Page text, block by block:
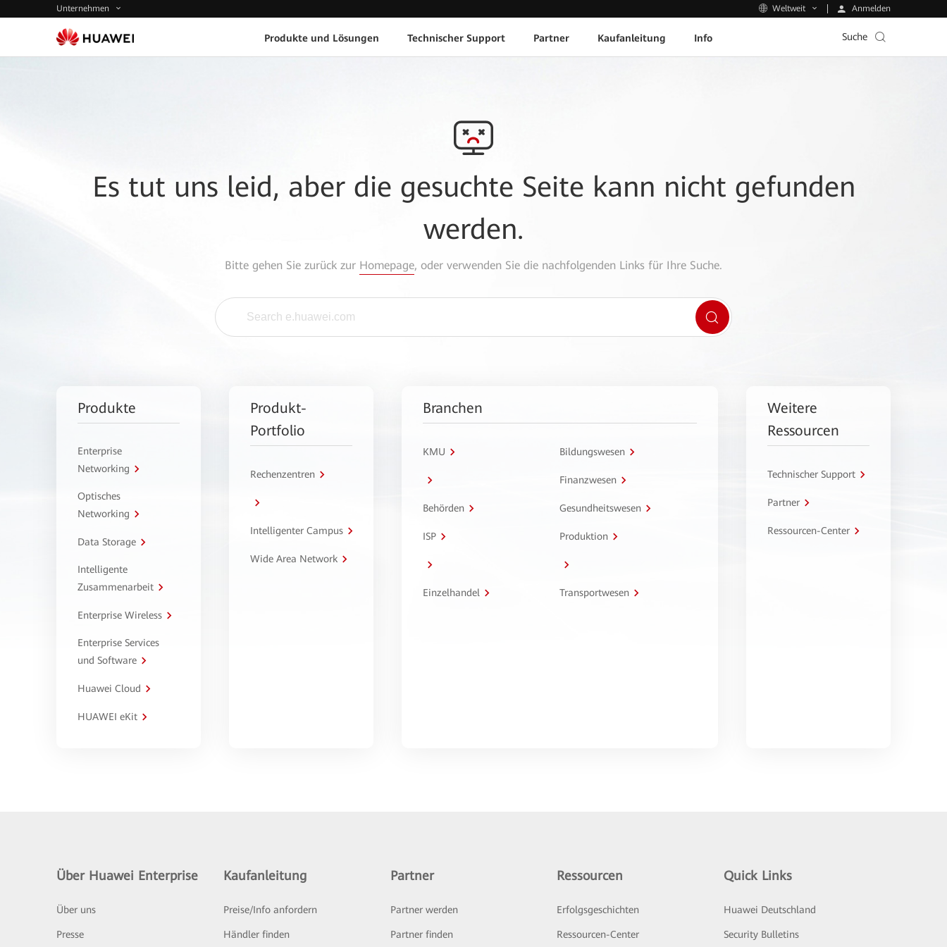
Unternehmen Weltweit Anmelden
Produkte und Lösungen Technischer Support Partner Kaufanleitung Info Suche
Es tut uns leid, aber die gesuchte Seite kann nicht gefunden
werden.
Bitte gehen Sie zurück zur Homepage, oder verwenden Sie die nachfolgenden Links für Ihre Suche.
Produkte
Enterprise
Networking
Optisches
Networking
Data Storage
Intelligente
Zusammenarbeit
Enterprise Wireless
Enterprise Services
und Software
Huawei Cloud
HUAWEI eKit
Produkt-
Portfolio
Rechenzentren
Intelligenter Campus
Wide Area Network
Branchen
KMU Bildungswesen
Finanzwesen
Behörden Gesundheitswesen
ISP Produktion
Einzelhandel Transportwesen
Weitere
Ressourcen
Technischer Support
Partner
Ressourcen-Center
Über Huawei Enterprise
Über uns
Presse
Kaufanleitung
Preise/Info anfordern
Händler finden
Partner
Partner werden
Partner finden
Ressourcen
Erfolgsgeschichten
Ressourcen-Center
Quick Links
Huawei Deutschland
Security Bulletins